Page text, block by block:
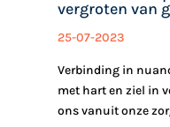
vergroten van
25-07-2023
Verbinding in
met hart en ziel in
ons vanuit onze